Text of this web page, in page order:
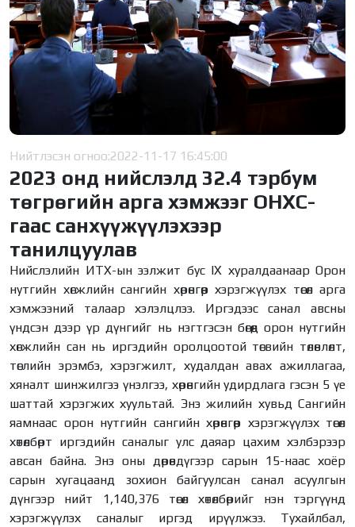
Нийтлэсэн огноо:2022-11-17 16:45:00
2023 онд нийслэлд 32.4 тэрбум
төгрөгийн арга хэмжээг ОНХС-
гаас санхүүжүүлэхээр
танилцуулав
Нийслэлийн ИТХ-ын ээлжит бус IX хуралдаанаар Орон
нутгийн хөгжлийн сангийн хөрөнгөөр хэрэгжүүлэх төсөл арга
хэмжээний талаар хэлэлцлээ. Иргэдээс санал авсны
үндсэн дээр үр дүнгийг нь нэгтгэсэн бөгөөд орон нутгийн
хөгжлийн сан нь иргэдийн оролцоотой төсвийн төлөвлөлт,
төслийн эрэмбэ, хэрэгжилт, худалдан авах ажиллагаа,
хяналт шинжилгээ үнэлгээ, хөрөнгийн удирдлага гэсэн 5 үе
шаттай хэрэгжих хуультай. Энэ жилийн хувьд Сангийн
яамнаас орон нутгийн сангийн хөрөнгөөр хэрэгжүүлэх төсөл
хөтөлбөрт иргэдийн саналыг улс даяар цахим хэлбэрээр
авсан байна. Энэ оны дөрөвдүгээр сарын 15-наас хоёр
сарын хугацаанд зохион байгуулсан санал асуулгын
дүнгээр нийт 1,140,376 төсөл хөтөлбөрийг нэн тэргүүнд
хэрэгжүүлэх саналыг иргэд ирүүлжээ. Тухайлбал,